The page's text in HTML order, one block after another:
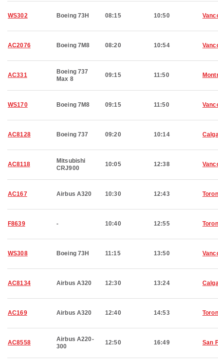
WS302 Boeing 73H 08:15 10:50
AC2076 Boeing 7M8 08:20 10:54
AC331
Boeing 737
Max 8
09:15 11:50
WS170 Boeing 7M8 09:15 11:50
AC8128 Boeing 737 09:20 10:14
AC8118
Mitsubishi
CRJ900
10:05 12:38
AC167 Airbus A320 10:30 12:43
F8639 - 10:40 12:55
WS308 Boeing 73H 11:15 13:50
AC8134 Airbus A320 12:30 13:24
AC169 Airbus A320 12:40 14:53
AC8558
Airbus A220-
300
12:50 16:49 San